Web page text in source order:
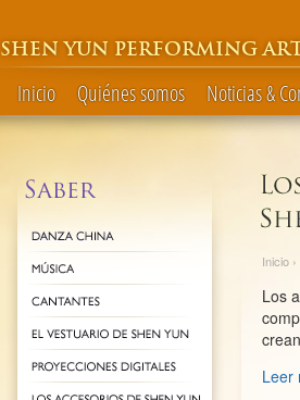
SHEN YUN PERFORMING
Inicio Quiénes somos Noticias &
Inicio ›
Los
Leer